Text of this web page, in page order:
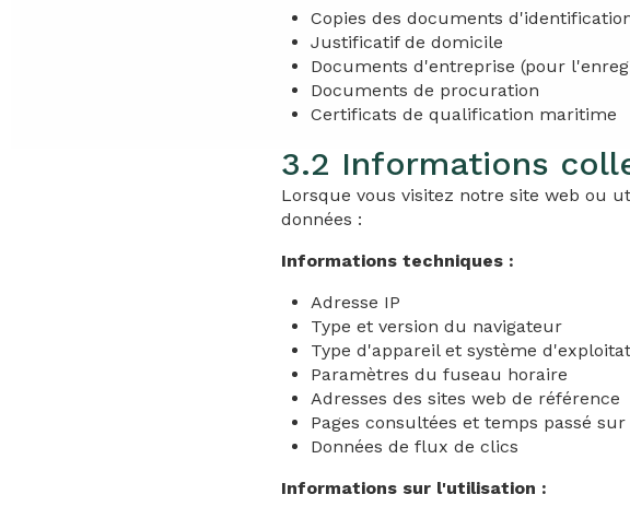
Copies des documents
Justificatif de domicile
Documents d'entreprise (pour
Documents de procuration
Certificats de qualification maritime
3.2 Informations
Lorsque vous visitez notre site web ou
données :
Informations techniques :
Adresse IP
Type et version du navigateur
Type d'appareil et système
Paramètres du fuseau horaire
Adresses des sites web de référence
Pages consultées et temps passé sur
Données de flux de clics
Informations sur l'utilisation :